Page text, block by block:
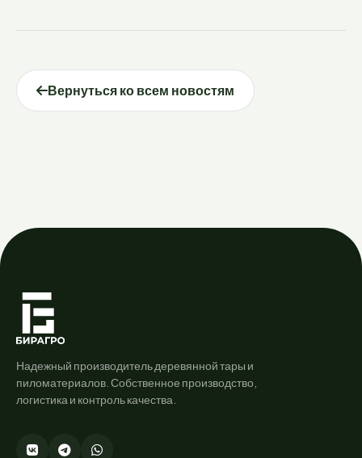
Вернуться ко всем новостям
Надежный производитель деревянной тары и
пиломатериалов. Собственное производство,
логистика и контроль качества.